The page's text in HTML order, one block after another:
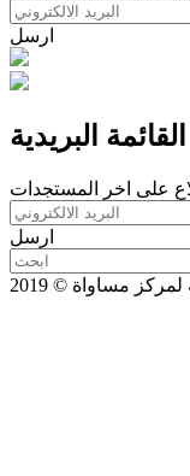
ارسل
البريدية
على اخر المستجدات
ارسل
مساواة © 2019